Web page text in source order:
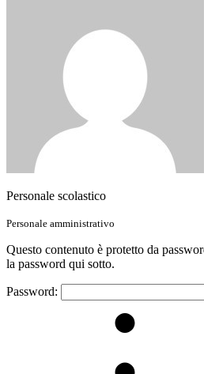
Personale scolastico
Personale amministrativo
Questo contenuto è protetto da
la password qui sotto.
Password: